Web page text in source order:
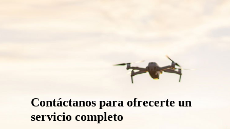
Contáctanos para ofrecerte un
servicio completo